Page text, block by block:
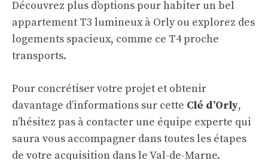
Découvrez plus d’options pourhabiter un bel
appartement T3 lumineux à Orlyou explorez des
logements spacieux, comme ce T4 proche
transports.
Pour concrétiser votre projet et obtenir
davantage d’informations sur cette Clé d’Orly,
n’hésitez pas à contacter une équipe experte qui
saura vous accompagner dans toutes les étapes
de votre acquisition dans le Val-de-Marne.